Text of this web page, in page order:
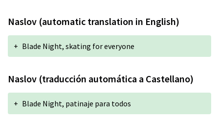
Naslov (automatic translation in English)
+ Blade Night, skating for everyone
Naslov (traducción automática a Castellano)
+ Blade Night, patinaje para todos